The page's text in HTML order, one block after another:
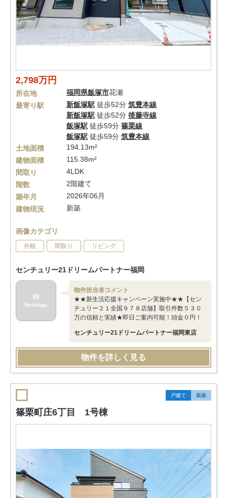
2,798万円
所在地 福岡県飯塚市花瀬
最寄り駅
新飯塚駅 徒歩52分 筑豊本線
新飯塚駅 徒歩52分 後藤寺線
飯塚駅 徒歩59分 篠栗線
飯塚駅 徒歩59分 筑豊本線
土地面積
194.13m²
建物面積
115.38m²
間取り
4LDK
階数
2階建て
築年月
2026年06月
建物現況
新築
画像カテゴリ
外観 間取り リビング
センチュリー21ドリームパートナー福岡
物件担当者コメント
★★新生活応援キャンペーン実施中★★【セン
チュリー２１全国９７８店舗】取引件数５３０
万の信頼と実績★即日ご案内可能！頭金０円！
センチュリー21ドリームパートナー福岡東店
物件を詳しく見る
戸建て 新築
篠栗町庄6丁目 1号棟